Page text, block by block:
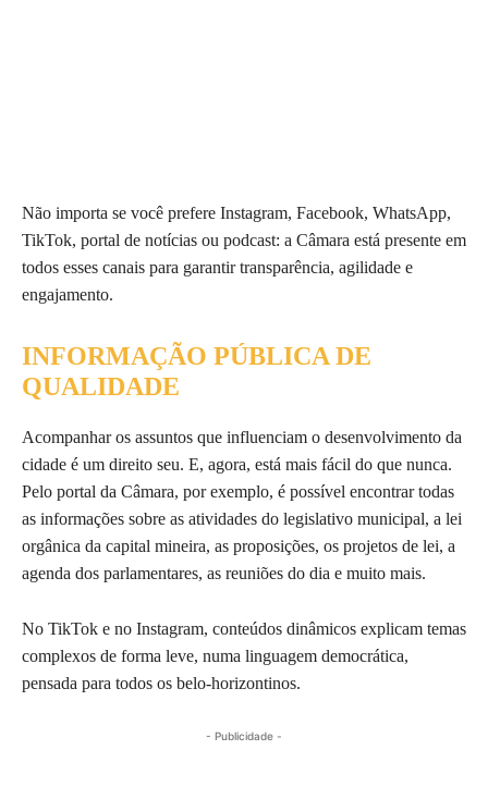
Não importa se você prefere Instagram, Facebook, WhatsApp,
TikTok, portal de notícias ou podcast: a Câmara está presente em
todos esses canais para garantir transparência, agilidade e
engajamento.
INFORMAÇÃO PÚBLICA DE
QUALIDADE
Acompanhar os assuntos que influenciam o desenvolvimento da
cidade é um direito seu. E, agora, está mais fácil do que nunca.
Pelo portal da Câmara, por exemplo, é possível encontrar todas
as informações sobre as atividades do legislativo municipal, a lei
orgânica da capital mineira, as proposições, os projetos de lei, a
agenda dos parlamentares, as reuniões do dia e muito mais.
No TikTok e no Instagram, conteúdos dinâmicos explicam temas
complexos de forma leve, numa linguagem democrática,
pensada para todos os belo-horizontinos.
- Publicidade -